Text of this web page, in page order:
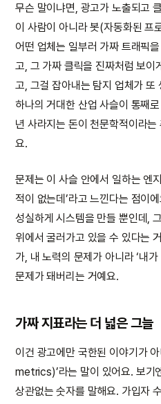
무슨 말이냐면, 광고가 노출되고
이 사람이 아니라 봇(자동화된 프
어떤 업체는 일부러 가짜 트래픽
고, 그 가짜 클릭을 진짜처럼 보이
고, 그걸 잡아내는 탐지 업체가 또
하나의 거대한 산업 사슬이 통째
년 사라지는 돈이 천문학적이라
요.
문제는 이 사슬 안에서 일하는 엔
적이 없는데’라고 느낀다는 점이
성실하게 시스템을 만들 뿐인데,
위에서 굴러가고 있을 수 있다는
가, 내 노력의 문제가 아니라 ‘내
문제가 돼버리는 거예요.
가짜 지표라는 더 넓은 그늘
이건 광고에만 국한된 이야기가
metrics)’라는 말이 있어요. 보기
상관없는 숫자를 말해요. 가입자